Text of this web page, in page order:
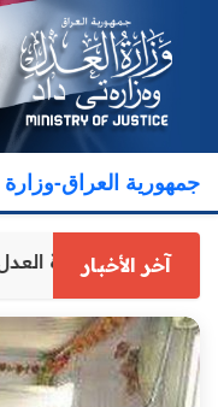
جمهورية العراق-وزارة
آخر الأخباروكيل وزارة